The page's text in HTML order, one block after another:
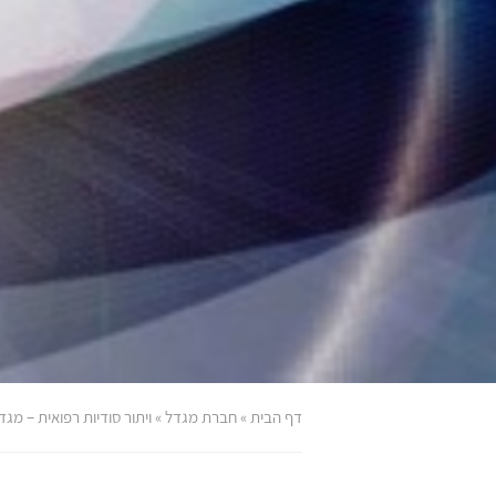
דף הבית»חברת מגדל»ויתור סודיות רפואית –